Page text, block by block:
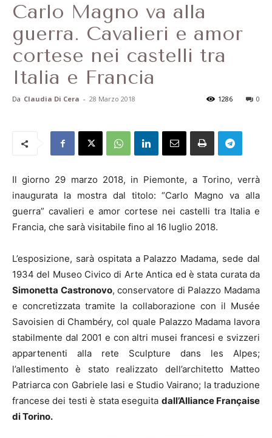
Carlo Magno va alla
guerra. Cavalieri e amor
cortese nei castelli tra
Italia e Francia
Da Claudia Di Cera - 28 Marzo 2018 0
1286
Il giorno 29 marzo 2018, in Piemonte, a Torino, verrà
inaugurata la mostra dal titolo: “Carlo Magno va alla
guerra” cavalieri e amor cortese nei castelli tra Italia e
Francia, che sarà visitabile fino al 16 luglio 2018.
L’esposizione, sarà ospitata a Palazzo Madama, sede dal
1934 del Museo Civico di Arte Antica ed è stata curata da
Simonetta Castronovo, conservatore di Palazzo Madama
e concretizzata tramite la collaborazione con il Musée
Savoisien di Chambéry, col quale Palazzo Madama lavora
stabilmente dal 2001 e con altri musei francesi e svizzeri
appartenenti alla rete Sculpture dans les Alpes;
l’allestimento è stato realizzato dell’architetto Matteo
Patriarca con Gabriele Iasi e Studio Vairano; la traduzione
francese dei testi è stata eseguita dall’Alliance Française
di Torino.